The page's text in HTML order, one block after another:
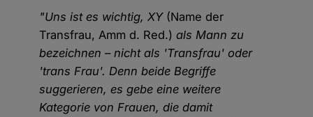
"Uns ist es wichtig, XY (Name der
Transfrau, Amm d. Red.) als Mann zu
bezeichnen – nicht als 'Transfrau' oder
'trans Frau'. Denn beide Begriffe
suggerieren, es gebe eine weitere
Kategorie von Frauen, die damit